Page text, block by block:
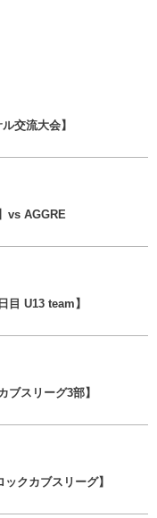
交流大会】
vs AGGRE
目 U13 team】
ブスリーグ3部】
ックカブスリーグ】